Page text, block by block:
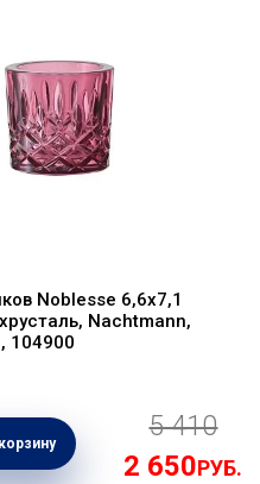
Noblesse 6,6х7,1
Nachtmann,
104900
5 410
2 650РУБ.